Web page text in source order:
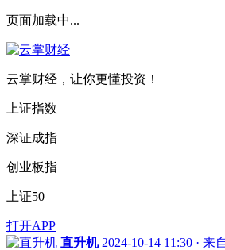
页面加载中...
云掌财经，让你更懂投资！
上证指数
深证成指
创业板指
上证50
打开APP
直升机 2024-10-14 11:30 · 来